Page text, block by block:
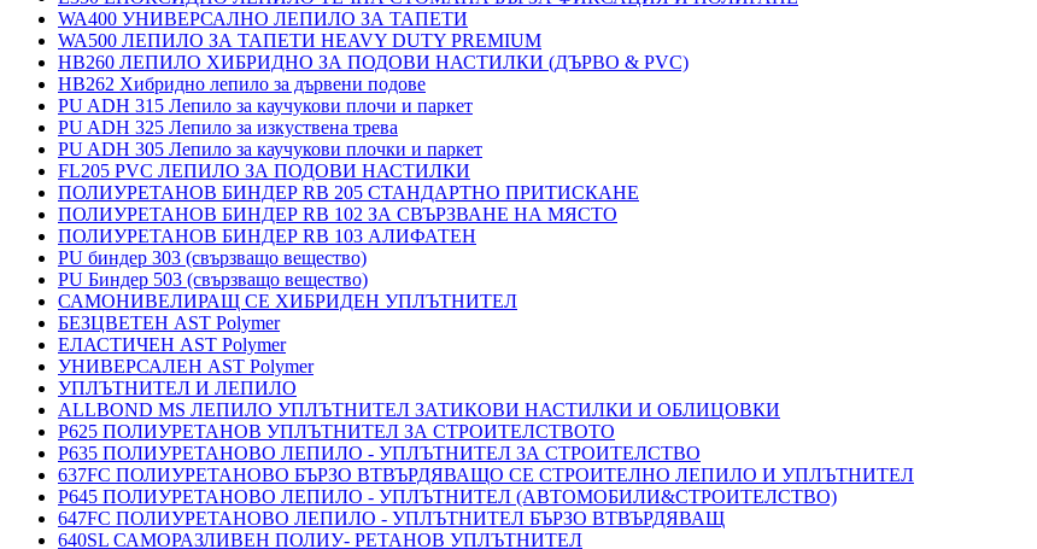
WA400 УНИВЕРСАЛНО ЛЕПИЛО ЗА ТАПЕТИ
WA500 ЛЕПИЛО ЗА ТАПЕТИ HEAVY DUTY PREMIUM
HB260 ЛЕПИЛО ХИБРИДНО ЗА ПОДОВИ НАСТИЛКИ (ДЪРВО & PVC)
HB262 Хибридно лепило за дървени подове
PU ADH 315 Лепило за каучукови плочи и паркет
PU ADH 325 Лепило за изкуствена трева
PU ADH 305 Лепило за каучукови плочки и паркет
FL205 PVC ЛЕПИЛО ЗА ПОДОВИ НАСТИЛКИ
ПОЛИУРЕТАНОВ БИНДЕР RB 205 СТАНДАРТНО ПРИТИСКАНЕ
ПОЛИУРЕТАНОВ БИНДЕР RB 102 ЗА СВЪРЗВАНЕ НА МЯСТО
ПОЛИУРЕТАНОВ БИНДЕР RB 103 АЛИФАТЕН
PU биндер 303 (свързващо вещество)
PU Биндер 503 (свързващо вещество)
САМОНИВЕЛИРАЩ СЕ ХИБРИДЕН УПЛЪТНИТЕЛ
БЕЗЦВЕТЕН AST Polymer
ЕЛАСТИЧЕН AST Polymer
УНИВЕРСАЛЕН AST Polymer
УПЛЪТНИТЕЛ И ЛЕПИЛО
ALLBOND MS ЛЕПИЛО УПЛЪТНИТЕЛ ЗАТИКОВИ НАСТИЛКИ И ОБЛИЦОВКИ
P625 ПОЛИУРЕТАНОВ УПЛЪТНИТЕЛ ЗА СТРОИТЕЛСТВОТО
P635 ПОЛИУРЕТАНОВО ЛЕПИЛО - УПЛЪТНИТЕЛ ЗА СТРОИТЕЛСТВО
637FC ПОЛИУРЕТАНОВО БЪРЗО ВТВЪРДЯВАЩО СЕ СТРОИТЕЛНО ЛЕПИЛО И УПЛЪТНИТЕЛ
P645 ПОЛИУРЕТАНОВО ЛЕПИЛО - УПЛЪТНИТЕЛ (АВТОМОБИЛИ&СТРОИТЕЛСТВО)
647FC ПОЛИУРЕТАНОВО ЛЕПИЛО - УПЛЪТНИТЕЛ БЪРЗО ВТВЪРДЯВАЩ
640SL САМОРАЗЛИВЕН ПОЛИУ- РЕТАНОВ УПЛЪТНИТЕЛ